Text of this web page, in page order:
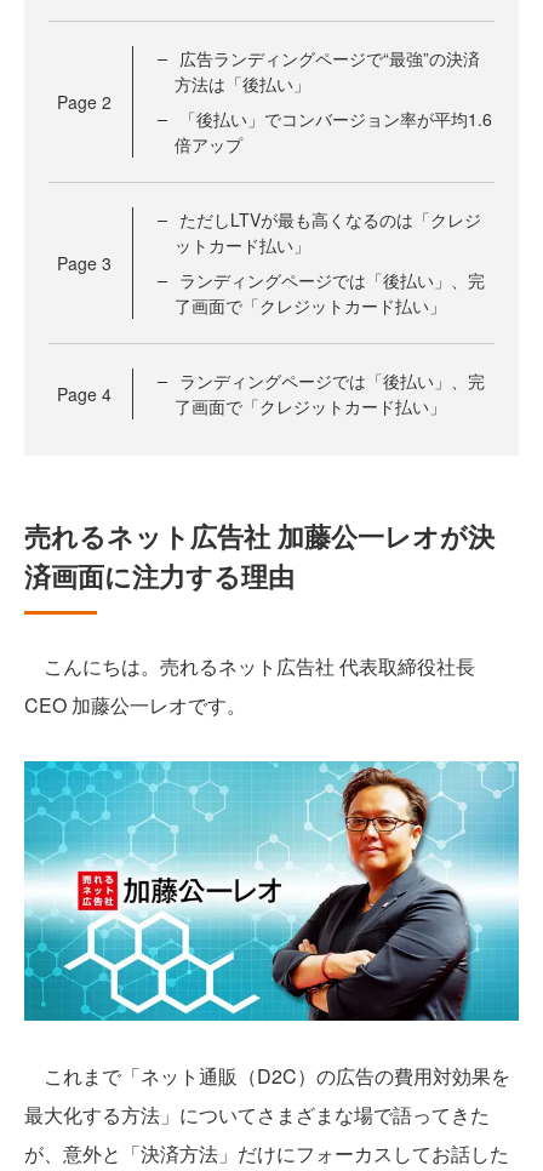
Page 2
広告ランディングページで“最強”の決済
方法は「後払い」
「後払い」でコンバージョン率が平均1.6
倍アップ
Page 3
ただしLTVが最も高くなるのは「クレジ
ットカード払い」
ランディングページでは「後払い」、完
了画面で「クレジットカード払い」
Page 4
ランディングページでは「後払い」、完
了画面で「クレジットカード払い」
売れるネット広告社 加藤公一レオが決
済画面に注力する理由
こんにちは。売れるネット広告社 代表取締役社長
CEO 加藤公一レオです。
これまで「ネット通販（D2C）の広告の費用対効果を
最大化する方法」についてさまざまな場で語ってきた
が、意外と「決済方法」だけにフォーカスしてお話した